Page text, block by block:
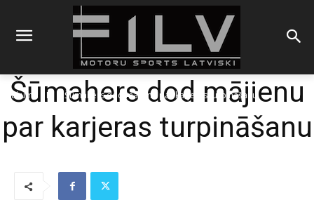
Sākums F1 Šūmahers dod mājienu par karjeras turpināšanu
Šūmahers dod mājienu
par karjeras turpināšanu